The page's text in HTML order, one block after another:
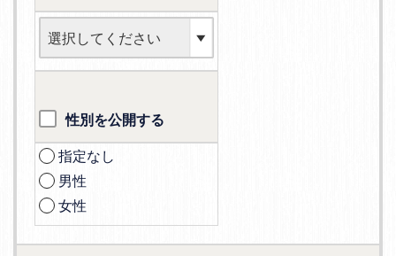
性別を公開する
指定なし
男性
女性